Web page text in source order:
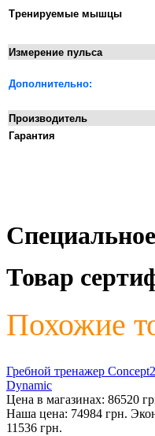
Тренируемые мышцы
Измерение пульса
Дополнительно:
Производитель
Гарантия
Товар
Похожие
Гребной тренажер Concept2
Dynamic
Цена в магазинах: 86520
Наша цена: 74984 грн.
11536 грн.